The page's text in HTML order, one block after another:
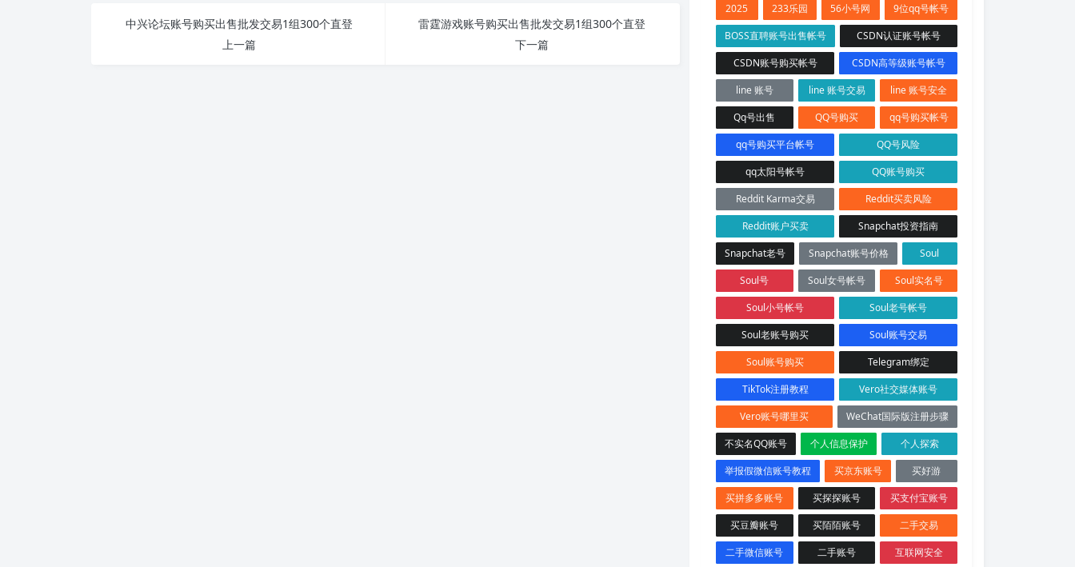
中兴论坛账号购买出售批发交易1组300个直登
上一篇
雷霆游戏账号购买出售批发交易1组300个直登
下一篇
2025 233乐园 56小号网
9位qq号帐号
BOSS直聘账号出售帐号
CSDN认证账号帐号
CSDN账号购买帐号
CSDN高等级账号帐号
line 账号
line 账号交易
line 账号安全
Qq号出售
QQ号购买
qq号购买帐号
qq号购买平台帐号
QQ号风险
qq太阳号帐号
QQ账号购买
Reddit Karma交易
Reddit买卖风险
Reddit账户买卖
Snapchat投资指南
Snapchat老号
Snapchat账号价格
Soul
Soul号
Soul女号帐号
Soul实名号
Soul小号帐号
Soul老号帐号
Soul老账号购买
Soul账号交易
Soul账号购买
Telegram绑定
TikTok注册教程
Vero社交媒体账号
Vero账号哪里买
WeChat国际版注册步骤
不实名QQ账号
个人信息保护
个人探索
举报假微信账号教程
买京东账号
买好游
买拼多多账号
买探探账号
买支付宝账号
买豆瓣账号
买陌陌账号
二手交易
二手微信账号
二手账号 互联网安全